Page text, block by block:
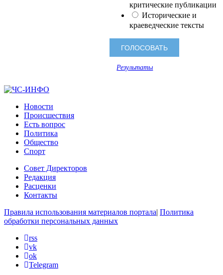
критические публикации
Исторические и
краеведческие тексты
Результаты
Новости
Происшествия
Есть вопрос
Политика
Общество
Спорт
Совет Директоров
Редакция
Расценки
Контакты
Правила использования материалов портала| Политика
обработки персональных данных
rss
vk
ok
Telegram